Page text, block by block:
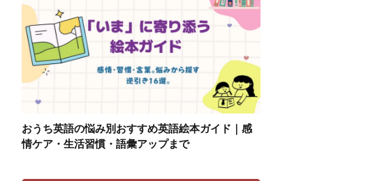
おうち英語の悩み別おすすめ英語絵本ガイド｜感
情ケア・生活習慣・語彙アップまで